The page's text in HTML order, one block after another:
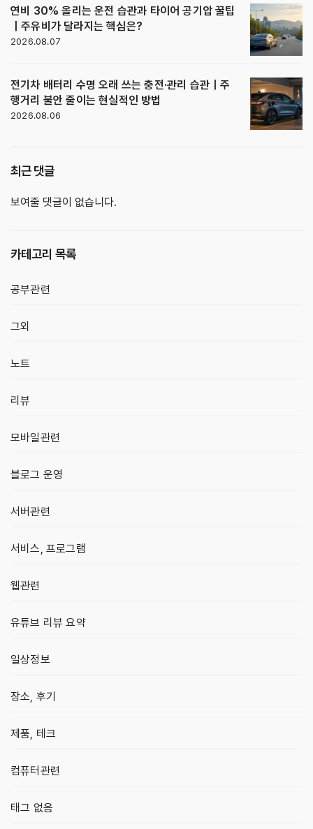
연비 30% 올리는 운전 습관과 타이어 공기압 꿀팁
｜주유비가 달라지는 핵심은?
2026.08.07
전기차 배터리 수명 오래 쓰는 충전·관리 습관｜주
행거리 불안 줄이는 현실적인 방법
2026.08.06
최근 댓글
보여줄 댓글이 없습니다.
카테고리 목록
공부관련
그외
노트
리뷰
모바일관련
블로그 운영
서버관련
서비스, 프로그램
웹관련
유튜브 리뷰 요약
일상정보
장소, 후기
제품, 테크
컴퓨터관련
태그 없음